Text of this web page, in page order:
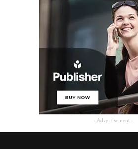
- Advertisement -